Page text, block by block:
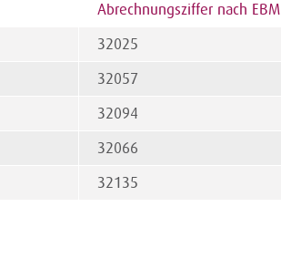
Abrechnungsziffer nach EBM
32025
32057
32094
32066
32135